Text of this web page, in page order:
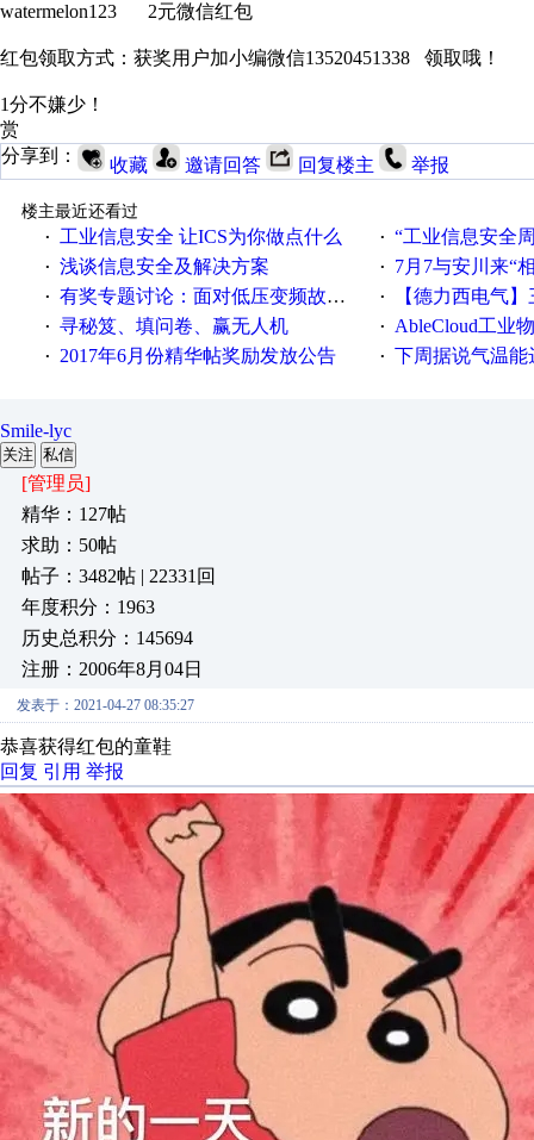
watermelon123
2元微信红包
红包领取方式：获奖用户加小编微信13520451338 领取哦！
1分不嫌少！
赏
分享到：
收藏 邀请回答 回复楼主 举报
楼主最近还看过
·
工业信息安全 让ICS为你做点什么 · “工业信息安全周之我见”
· 浅谈信息安全及解决方案 · 7月7与安川来“
· 有奖专题讨论：面对低压变频故障，老手是这样解决的！ · 【德力西电气】三
· 寻秘笈、填问卷、赢无人机 · AbleCloud工业物联
· 2017年6月份精华帖奖励发放公告 · 下周据说气温能
Smile-lyc
关注 私信
[管理员]
精华：127帖
求助：50帖
帖子：3482帖 | 22331回
年度积分：1963
历史总积分：145694
注册：2006年8月04日
发表于：2021-04-27 08:35:27
恭喜获得红包的童鞋
回复 引用 举报